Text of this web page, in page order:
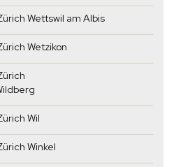
Wettswil am Albis
Wetzikon
Wil
Winkel